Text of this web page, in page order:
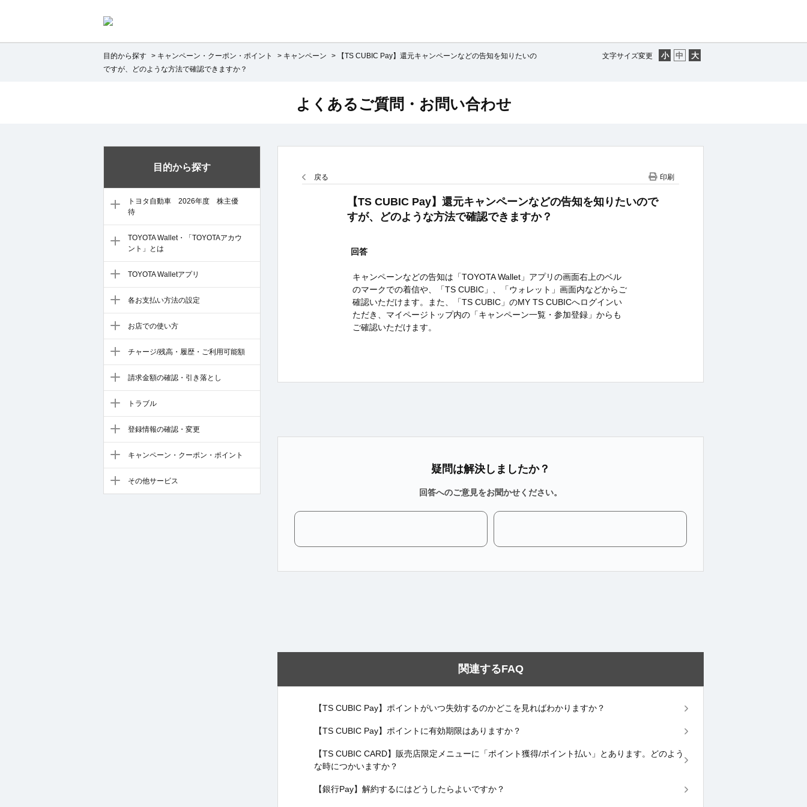
文字サイズ変更
目的から探す > キャンペーン・クーポン・ポイント > キャンペーン >
【TS CUBIC Pay】還元キャンペーンなどの告知を知りたいの
ですが、どのような方法で確認できますか？
目的から探す
トヨタ自動車 2026年度 株主優
待
TOYOTA Wallet・「TOYOTAアカウ
ント」とは
TOYOTA Walletアプリ
各お支払い方法の設定
お店での使い方
チャージ/残高・履歴・ご利用可能額
請求金額の確認・引き落とし
トラブル
登録情報の確認・変更
キャンペーン・クーポン・ポイント
その他サービス
よくあるご質問・お問い合わせ
戻る 印刷
【TS CUBIC Pay】還元キャンペーンなどの告知を知りたいので
すが、どのような方法で確認できますか？
回答
キャンペーンなどの告知は「TOYOTA Wallet」アプリの画面右上のベル
のマークでの着信や、「TS CUBIC」、「ウォレット」画面内などからご
確認いただけます。また、「TS CUBIC」のMY TS CUBICへログインい
ただき、マイページトップ内の「キャンペーン一覧・参加登録」からも
ご確認いただけます。
疑問は解決しましたか？
回答へのご意見をお聞かせください。
関連するFAQ
【TS CUBIC Pay】ポイントがいつ失効するのかどこを見ればわかりますか？
【TS CUBIC Pay】ポイントに有効期限はありますか？
【TS CUBIC CARD】販売店限定メニューに「ポイント獲得/ポイント払い」とあります。どのよう
な時につかいますか？
【銀行Pay】解約するにはどうしたらよいですか？